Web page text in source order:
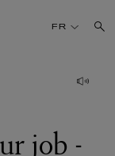
FR
job -